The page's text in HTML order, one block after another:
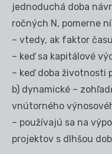
jednoduchá doba
ročných N, pomerne
– vtedy, ak faktor
– keď sa kapitálové
– keď doba životnosti
b) dynamické –
vnútorného
– používajú sa na
projektov s dlhšou